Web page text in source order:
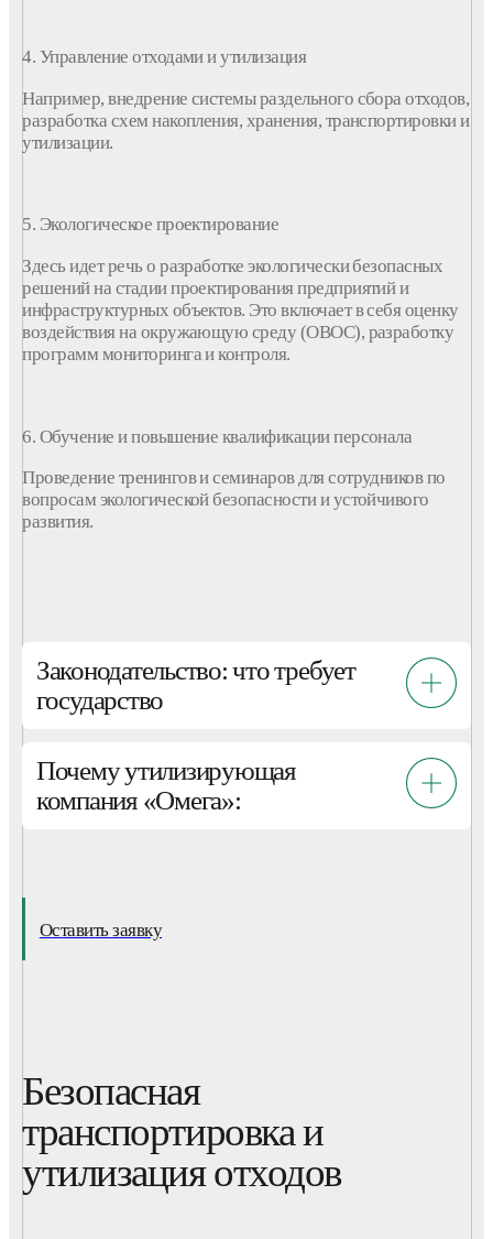
4. Управление отходами и утилизация
Например, внедрение системы раздельного сбора отходов,
разработка схем накопления, хранения, транспортировки и
утилизации.
5. Экологическое проектирование
Здесь идет речь о разработке экологически безопасных
решений на стадии проектированияпредприятийи
инфраструктурных объектов. Это включает в себя оценку
воздействия на окружающую среду (ОВОС), разработку
программ мониторинга и контроля.
6. Обучение и повышение квалификации персонала
Проведение тренингов и семинаров для сотрудников по
вопросам экологической безопасности и устойчивого
развития.​
Законодательство: что требует
государство
Почему утилизирующая
компания «Омега»:
Оставить заявку
Безопасная
транспортировка и
утилизация отходов